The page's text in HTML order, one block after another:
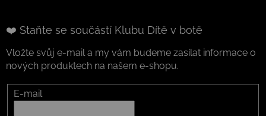
❤️ Staňte se součástí Klubu Dítě v botě
Vložte svůj e-mail a my vám budeme zasílat informace o
nových produktech na našem e-shopu.
E-mail